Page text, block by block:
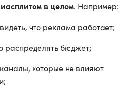
в целом. Например:
что реклама работает;
распределять бюджет;
которые не влияют